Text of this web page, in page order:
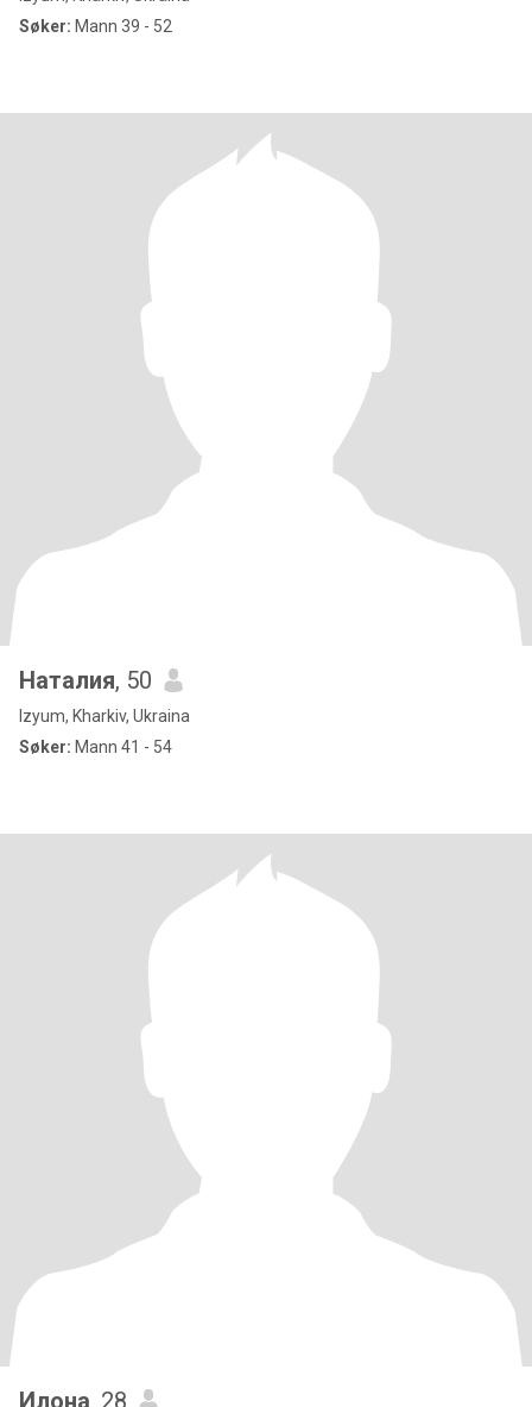
Søker: Mann 39 - 52
Наталия, 50
Izyum, Kharkiv, Ukraina
Søker: Mann 41 - 54
Илона , 28